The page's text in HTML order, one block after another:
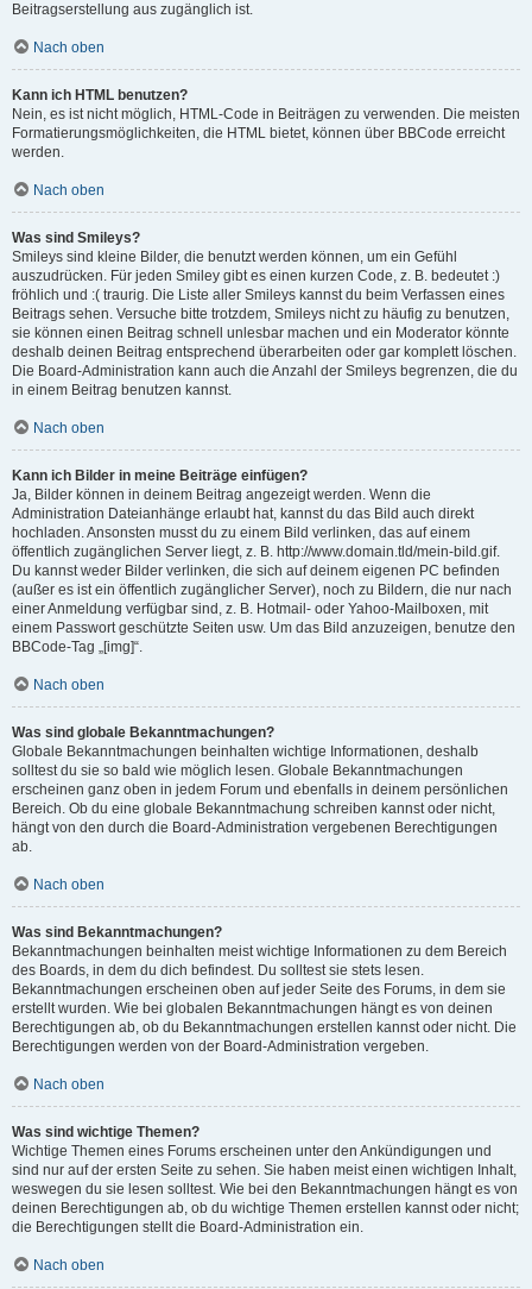
Beitragserstellung aus zugänglich ist.
Nach oben
Kann ich HTML benutzen?
Nein, es ist nicht möglich, HTML-Code in Beiträgen zu verwenden. Die meisten
Formatierungsmöglichkeiten, die HTML bietet, können über BBCode erreicht
werden.
Nach oben
Was sind Smileys?
Smileys sind kleine Bilder, die benutzt werden können, um ein Gefühl
auszudrücken. Für jeden Smiley gibt es einen kurzen Code, z. B. bedeutet :)
fröhlich und :( traurig. Die Liste aller Smileys kannst du beim Verfassen eines
Beitrags sehen. Versuche bitte trotzdem, Smileys nicht zu häufig zu benutzen,
sie können einen Beitrag schnell unlesbar machen und ein Moderator könnte
deshalb deinen Beitrag entsprechend überarbeiten oder gar komplett löschen.
Die Board-Administration kann auch die Anzahl der Smileys begrenzen, die du
in einem Beitrag benutzen kannst.
Nach oben
Kann ich Bilder in meine Beiträge einfügen?
Ja, Bilder können in deinem Beitrag angezeigt werden. Wenn die
Administration Dateianhänge erlaubt hat, kannst du das Bild auch direkt
hochladen. Ansonsten musst du zu einem Bild verlinken, das auf einem
öffentlich zugänglichen Server liegt, z. B. http://www.domain.tld/mein-bild.gif.
Du kannst weder Bilder verlinken, die sich auf deinem eigenen PC befinden
(außer es ist ein öffentlich zugänglicher Server), noch zu Bildern, die nur nach
einer Anmeldung verfügbar sind, z. B. Hotmail- oder Yahoo-Mailboxen, mit
einem Passwort geschützte Seiten usw. Um das Bild anzuzeigen, benutze den
BBCode-Tag „[img]“.
Nach oben
Was sind globale Bekanntmachungen?
Globale Bekanntmachungen beinhalten wichtige Informationen, deshalb
solltest du sie so bald wie möglich lesen. Globale Bekanntmachungen
erscheinen ganz oben in jedem Forum und ebenfalls in deinem persönlichen
Bereich. Ob du eine globale Bekanntmachung schreiben kannst oder nicht,
hängt von den durch die Board-Administration vergebenen Berechtigungen
ab.
Nach oben
Was sind Bekanntmachungen?
Bekanntmachungen beinhalten meist wichtige Informationen zu dem Bereich
des Boards, in dem du dich befindest. Du solltest sie stets lesen.
Bekanntmachungen erscheinen oben auf jeder Seite des Forums, in dem sie
erstellt wurden. Wie bei globalen Bekanntmachungen hängt es von deinen
Berechtigungen ab, ob du Bekanntmachungen erstellen kannst oder nicht. Die
Berechtigungen werden von der Board-Administration vergeben.
Nach oben
Was sind wichtige Themen?
Wichtige Themen eines Forums erscheinen unter den Ankündigungen und
sind nur auf der ersten Seite zu sehen. Sie haben meist einen wichtigen Inhalt,
weswegen du sie lesen solltest. Wie bei den Bekanntmachungen hängt es von
deinen Berechtigungen ab, ob du wichtige Themen erstellen kannst oder nicht;
die Berechtigungen stellt die Board-Administration ein.
Nach oben